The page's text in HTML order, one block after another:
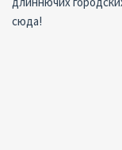
сюда!